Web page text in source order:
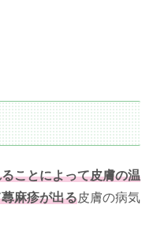
ことによって皮膚の温
麻疹が出る皮膚の病気